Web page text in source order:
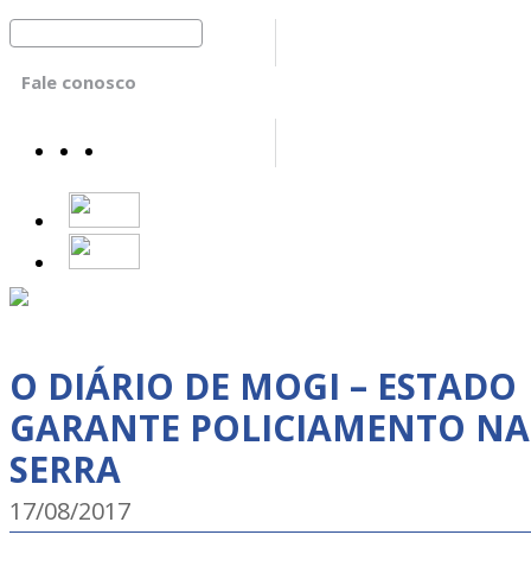
Fale conosco
O DIÁRIO DE MOGI – ESTADO
GARANTE POLICIAMENTO NA
SERRA
17/08/2017